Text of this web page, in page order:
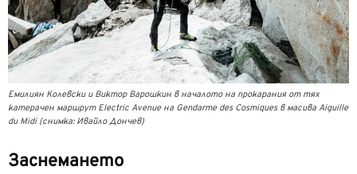
Емилиян Колевски и Виктор Варошкин в началото на прокарания от тях
катерачен маршрут Electric Avenue на Gendarme des Cosmiques в масива Aiguille
du Midi (снимка: Ивайло Дончев)
Заснемането